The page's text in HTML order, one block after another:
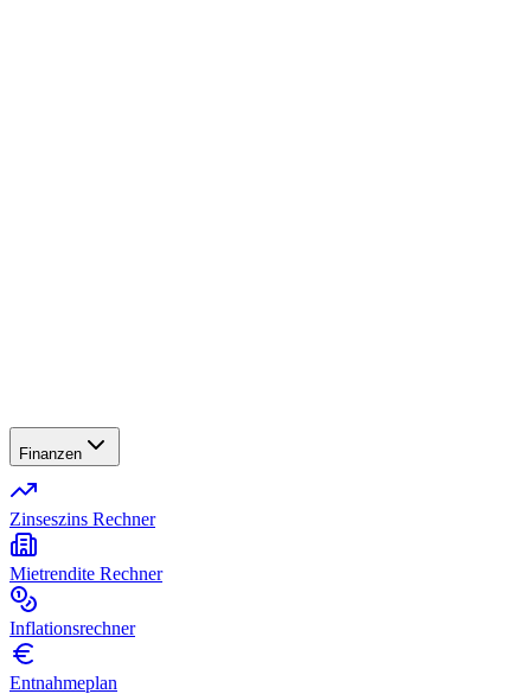
Finanzen
Zinseszins Rechner
Mietrendite Rechner
Inflationsrechner
Entnahmeplan